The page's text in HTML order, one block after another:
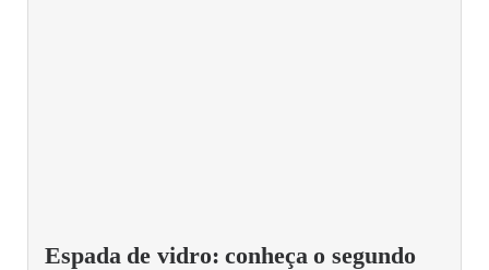
Espada de vidro: conheça o segundo